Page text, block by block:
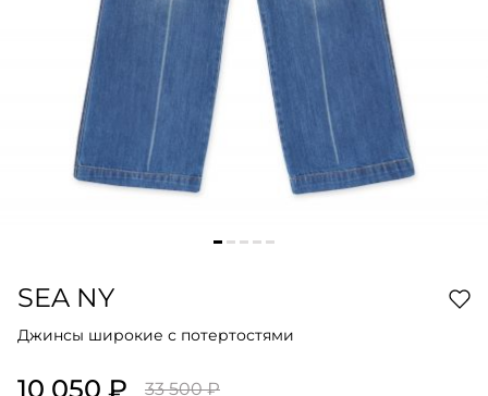
SEA NY
Джинсы широкие с потертостями
10 050 ₽ 33 500 ₽